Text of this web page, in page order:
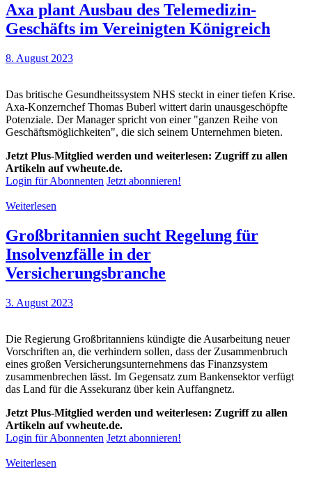
Axa plant Ausbau des Telemedizin-
Geschäfts im Vereinigten Königreich
8. August 2023
Das britische Gesundheitssystem NHS steckt in einer tiefen Krise.
Axa-Konzernchef Thomas Buberl wittert darin unausgeschöpfte
Potenziale. Der Manager spricht von einer "ganzen Reihe von
Geschäftsmöglichkeiten", die sich seinem Unternehmen bieten.
Jetzt Plus-Mitglied werden und weiterlesen: Zugriff zu allen
Artikeln auf vwheute.de.
Login für Abonnenten Jetzt abonnieren!
Weiterlesen
Großbritannien sucht Regelung für
Insolvenzfälle in der
Versicherungsbranche
3. August 2023
Die Regierung Großbritanniens kündigte die Ausarbeitung neuer
Vorschriften an, die verhindern sollen, dass der Zusammenbruch
eines großen Versicherungsunternehmens das Finanzsystem
zusammenbrechen lässt. Im Gegensatz zum Bankensektor verfügt
das Land für die Assekuranz über kein Auffangnetz.
Jetzt Plus-Mitglied werden und weiterlesen: Zugriff zu allen
Artikeln auf vwheute.de.
Login für Abonnenten Jetzt abonnieren!
Weiterlesen